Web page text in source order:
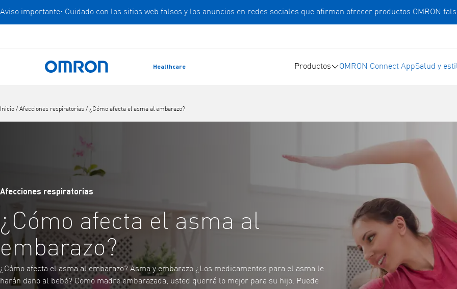
Ir
contenido
principal
Aviso importante: Cuidado con los sitios web falsos y los anuncios en redes sociales que afirman ofrecer productos OMRON
Volver a la página de inicio
Healthcare Productos OMRON Connect AppSalud y
Inicio / Afecciones respiratorias / ¿Cómo afecta el asma al embarazo?
Afecciones respiratorias
¿Cómo afecta el asma al
embarazo?
¿Cómo afecta el asma al embarazo? Asma y embarazo ¿Los medicamentos para el asma le
harán daño al bebé? Como madre embarazada, usted querrá lo mejor para su hijo. Puede